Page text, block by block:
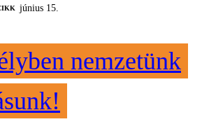
június 15.
nemzetünk